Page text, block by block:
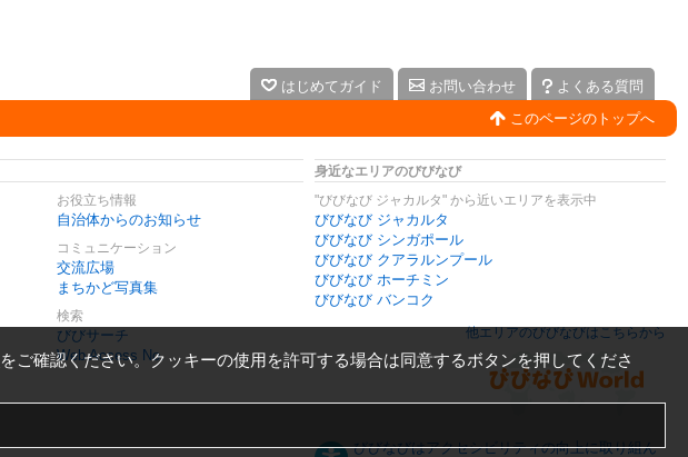
はじめてガイド お問い合わせ
よくある質問
このページのトップへ
お役立ち情報
自治体からのお知らせ
コミュニケーション
交流広場
まちかど写真集
検索
びびサーチ
Web Access No.
身近なエリアのびびなび
"びびなび ジャカルタ" から近いエリアを表示中
びびなび ジャカルタ
びびなび シンガポール
びびなび クアラルンプール
びびなび ホーチミン
びびなび バンコク
他エリアのびびなびはこちらから
びびなびはアクセシビリティの向上に取り組ん
をご確認ください。クッキーの使用を許可する場合は同意するボタンを押してくださ